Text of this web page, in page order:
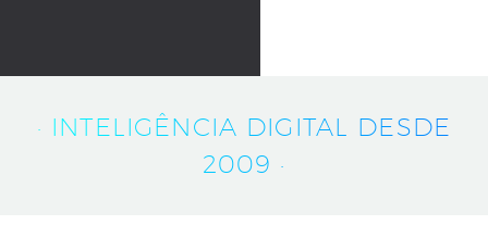
· INTELIGÊNCIA DIGITAL DESDE
2009 ·